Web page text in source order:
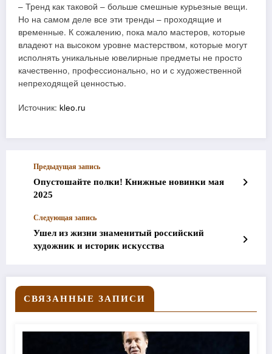
– Тренд как таковой – больше смешные курьезные вещи.
Но на самом деле все эти тренды – проходящие и
временные. К сожалению, пока мало мастеров, которые
владеют на высоком уровне мастерством, которые могут
исполнять уникальные ювелирные предметы не просто
качественно, профессионально, но и с художественной
непреходящей ценностью.
Источник: kleo.ru
Предыдущая запись
Опустошайте полки! Книжные новинки мая
2025
Следующая запись
Ушел из жизни знаменитый российский
художник и историк искусства
СВЯЗАННЫЕ ЗАПИСИ